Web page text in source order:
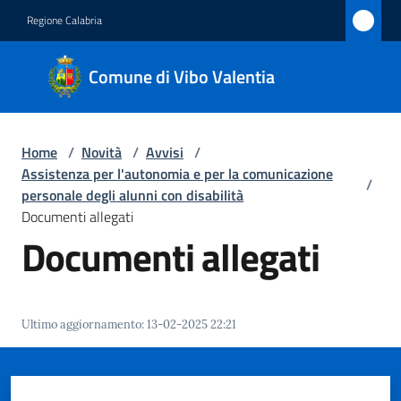
Regione Calabria
Comune di Vibo Valentia
Comune
di Vibo
Valentia
Amministrazione
Novità
Menu selezionato
Valentia
Home / Novità / Avvisi /
Assistenza per l'autonomia e per la comunicazione
personale degli alunni con disabilità
/
Documenti allegati
Documenti allegati
Ultimo aggiornamento:13-02-2025 22:21